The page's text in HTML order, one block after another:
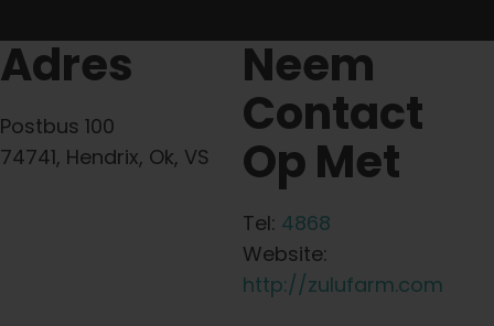
Adres
Postbus 100
74741, Hendrix, Ok, VS
Neem
Contact
Op Met
Tel: 4868
Website:
http://zulufarm.com